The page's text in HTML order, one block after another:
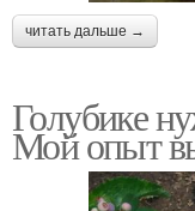
читать дальше →
Голубике
Мой опыт